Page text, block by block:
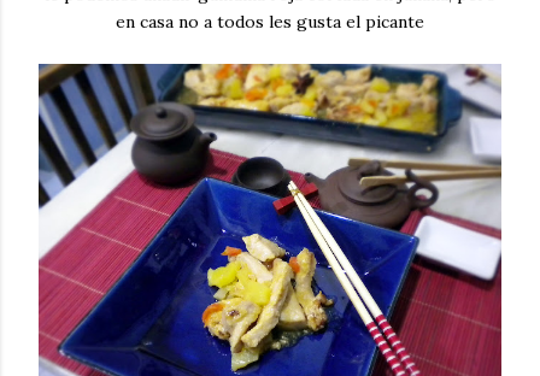
en casa no a todos les gusta el picante